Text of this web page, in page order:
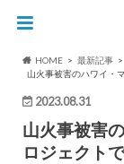
HOME
最新記事
山火事被害のハワイ・
2023.08.31
山火事被害
ロジェクト